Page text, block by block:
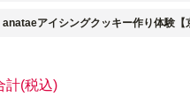
anataeアイシングクッキー作り体験【
計(税込)